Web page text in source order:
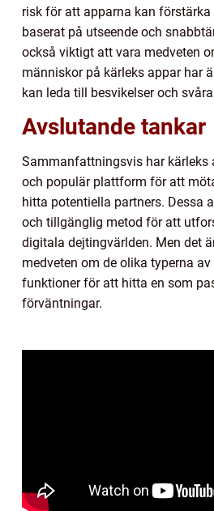
risk för att apparna kan
baserat på utseende och
också viktigt att vara medveten
människor på kärleks appar har
kan leda till besvikelser och
Avslutande tankar
Sammanfattningsvis har kärleks
och populär plattform för att
hitta potentiella partners. Dessa
och tillgänglig metod för att
digitala dejtingvärlden. Men det
medveten om de olika typerna
funktioner för att hitta en som
förväntningar.